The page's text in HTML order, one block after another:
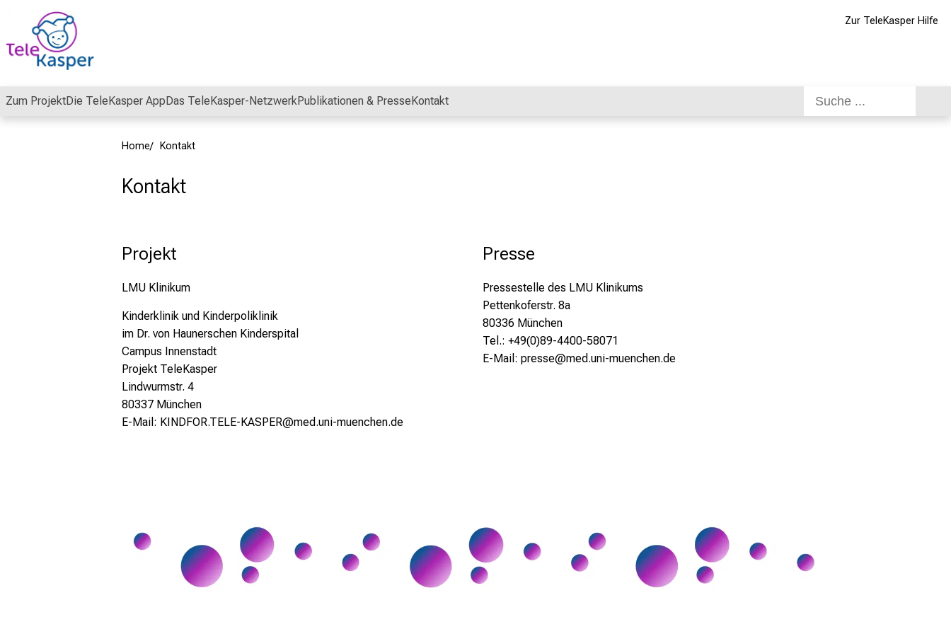
Zur TeleKasper Hilfe
Zum ProjektDie TeleKasper AppDas TeleKasper-NetzwerkPublikationen & PresseKontakt
Home Kontakt
Kontakt
Projekt
LMU Klinikum
Kinderklinik und Kinderpoliklinik
im Dr. von Haunerschen Kinderspital
Campus Innenstadt
Projekt TeleKasper
Lindwurmstr. 4
80337 München
E-Mail: KINDFOR.TELE-KASPER@med.uni-muenchen.de
Presse
Pressestelle des LMU Klinikums
Pettenkoferstr. 8a
80336 München
Tel.: +49(0)89-4400-58071
E-Mail: presse@med.uni-muenchen.de